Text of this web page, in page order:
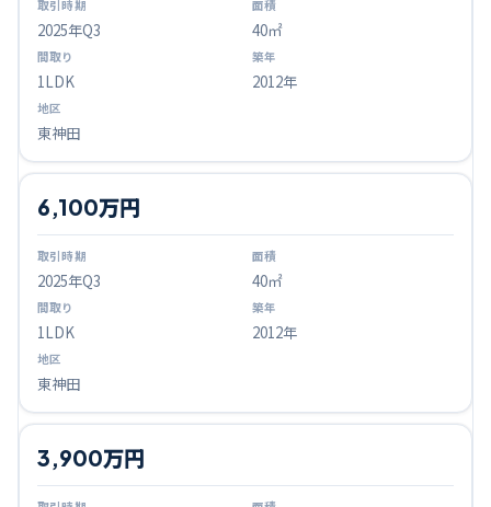
2025年Q3 40㎡
1LDK 2012年
東神田
2025年Q3
6,100万円
40㎡
1LDK 2012年
東神田
3,900万円